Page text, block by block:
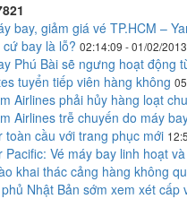
bay, giảm giá vé TP.HCM –
bay là lỗ? 02:14:09 - 01/02/2013
Phú Bài sẽ ngưng hoạt động
tuyển tiếp viên hàng không
Airlines phải hủy hàng loạt
Airlines trễ chuyến do máy
toàn cầu với trang phục mới
Pacific: Vé máy bay linh hoạt
khai thác cảng hàng không
Nhật Bản sớm xem xét